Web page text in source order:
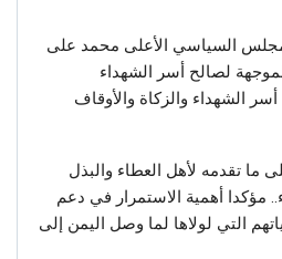
السياسي الأعلى محمد على
لصالح أسر الشهداء
الشهداء والزكاة والأوقاف
ما تقدمه لأهل العطاء والبذل
مؤكدا أهمية الاستمرار في دعم
التي لولاها لما وصل اليمن إلى